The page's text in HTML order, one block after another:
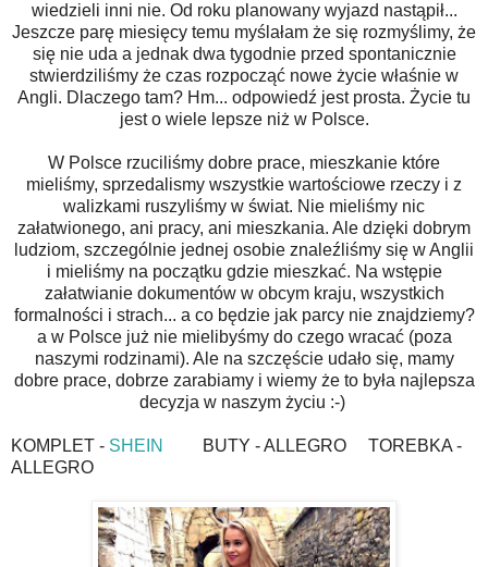
wiedzieli inni nie. Od roku planowany wyjazd nastąpił...
Jeszcze parę miesięcy temu myślałam że się rozmyślimy, że
się nie uda a jednak dwa tygodnie przed spontanicznie
stwierdziliśmy że czas rozpocząć nowe życie właśnie w
Angli. Dlaczego tam? Hm... odpowiedź jest prosta. Życie tu
jest o wiele lepsze niż w Polsce.
W Polsce rzuciliśmy dobre prace, mieszkanie które
mieliśmy, sprzedalismy wszystkie wartościowe rzeczy i z
walizkami ruszyliśmy w świat. Nie mieliśmy nic
załatwionego, ani pracy, ani mieszkania. Ale dzięki dobrym
ludziom, szczególnie jednej osobie znaleźliśmy się w Anglii
i mieliśmy na początku gdzie mieszkać. Na wstępie
załatwianie dokumentów w obcym kraju, wszystkich
formalności i strach... a co będzie jak parcy nie znajdziemy?
a w Polsce już nie mielibyśmy do czego wracać (poza
naszymi rodzinami). Ale na szczęście udało się, mamy
dobre prace, dobrze zarabiamy i wiemy że to była najlepsza
decyzja w naszym życiu :-)
KOMPLET - SHEIN
BUTY - ALLEGRO TOREBKA -
ALLEGRO